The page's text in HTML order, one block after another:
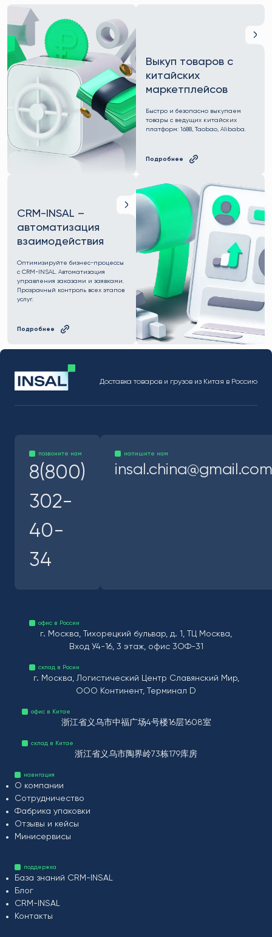
Выкуп товаров с
китайских
маркетплейсов
Быстро и безопасно выкупаем
товары с ведущих китайских
платформ: 1688, Taobao, Alibaba.
Подробнее
CRM-INSAL –
автоматизация
взаимодействия
Оптимизируйте бизнес-процессы
с CRM-INSAL. Автоматизация
управления заказами и заявками.
Прозрачный контроль всех этапов
услуг.
Подробнее
Доставка товаров и грузов из Китая в Россию
позвоните нам
8(800)
302-
40-
34
напишите нам
insal.china@gmail.com
офис в России
г. Москва, Тихорецкий бульвар, д. 1, ТЦ Москва,
Вход У4-16, 3 этаж, офис 3ОФ-31
склад в Росии
г. Москва, Логистический Центр Славянский Мир,
ООО Континент, Терминал D
офис в Китае
浙江省义乌市中福广场4号楼16层1608室
склад в Китае
浙江省义乌市陶界岭73栋179库房
навигация
О компании
Сотрудничество
Фабрика упаковки
Отзывы и кейсы
Минисервисы
поддержка
База знаний CRM-INSAL
Блог
CRM-INSAL
Контакты